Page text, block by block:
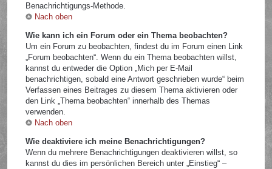
Benachrichtigungs-Methode.
Nach oben
Wie kann ich ein Forum oder ein Thema beobachten?
Um ein Forum zu beobachten, findest du im Forum einen Link
„Forum beobachten“. Wenn du ein Thema beobachten willst,
kannst du entweder die Option „Mich per E-Mail
benachrichtigen, sobald eine Antwort geschrieben wurde“ beim
Verfassen eines Beitrages zu diesem Thema aktivieren oder
den Link „Thema beobachten“ innerhalb des Themas
verwenden.
Nach oben
Wie deaktiviere ich meine Benachrichtigungen?
Wenn du mehrere Benachrichtigungen deaktivieren willst, so
kannst du dies im persönlichen Bereich unter „Einstieg“ –